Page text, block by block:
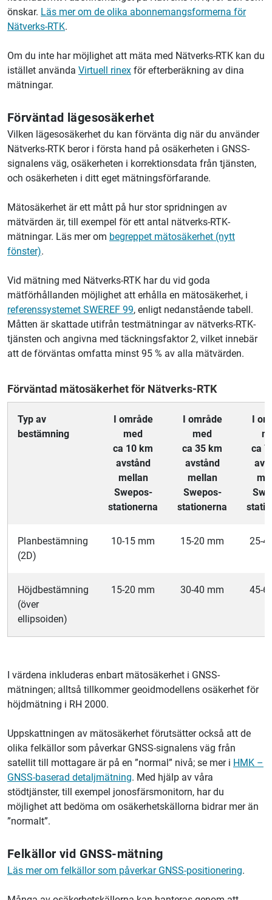
önskar. Läs mer om de olika abonnemangsformerna för
Nätverks-RTK.
Om du inte har möjlighet att mäta med Nätverks-RTK kan du
istället använda Virtuell rinex för efterberäkning av dina
mätningar.
Förväntad lägesosäkerhet
Vilken lägesosäkerhet du kan förvänta dig när du använder
Nätverks-RTK beror i första hand på osäkerheten i GNSS-
signalens väg, osäkerheten i korrektionsdata från tjänsten,
och osäkerheten i ditt eget mätningsförfarande.
Mätosäkerhet är ett mått på hur stor spridningen av
mätvärden är, till exempel för ett antal nätverks-RTK-
mätningar. Läs mer om begreppet mätosäkerhet (nytt
fönster).
Vid mätning med Nätverks-RTK har du vid goda
mätförhållanden möjlighet att erhålla en mätosäkerhet, i
referenssystemet SWEREF 99, enligt nedanstående tabell.
Måtten är skattade utifrån testmätningar av nätverks-RTK-
tjänsten och angivna med täckningsfaktor 2, vilket innebär
att de förväntas omfatta minst 95 % av alla mätvärden.
Förväntad mätosäkerhet för Nätverks-RTK
Typ av
bestämning
I område
med
ca 10 km
avstånd
mellan
Swepos-
stationerna
I område
med
ca 35 km
avstånd
mellan
Swepos-
stationerna
I
ca
Planbestämning
(2D)
10-15 mm 15-20 mm 25-
Höjdbestämning
(över
ellipsoiden)
15-20 mm 30-40 mm 45-
I värdena inkluderas enbart mätosäkerhet i GNSS-
mätningen; alltså tillkommer geoidmodellens osäkerhet för
höjdmätning i RH 2000.
Uppskattningen av mätosäkerhet förutsätter också att de
olika felkällor som påverkar GNSS-signalens väg från
satellit till mottagare är på en ”normal” nivå; se mer i HMK –
GNSS-baserad detaljmätning. Med hjälp av våra
stödtjänster, till exempel jonosfärsmonitorn, har du
möjlighet att bedöma om osäkerhetskällorna bidrar mer än
”normalt”.
Felkällor vid GNSS-mätning
Läs mer om felkällor som påverkar GNSS-positionering.